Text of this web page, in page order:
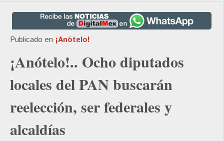
Publicado en ¡Anótelo!
¡Anótelo!.. Ocho diputados
locales del PAN buscarán
reelección, ser federales y
alcaldías